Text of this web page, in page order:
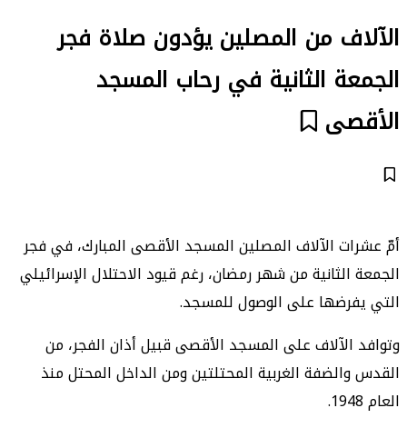
الآلاف من المصلين يؤدون صلاة فجر
الجمعة الثانية في رحاب المسجد
الأقصى
أمّ عشرات الآلاف المصلين المسجد الأقصى المبارك، في فجر
الجمعة الثانية من شهر رمضان، رغم قيود الاحتلال الإسرائيلي
التي يفرضها على الوصول للمسجد.
وتوافد الآلاف على المسجد الأقصى قبيل أذان الفجر، من
القدس والضفة الغربية المحتلتين ومن الداخل المحتل منذ
العام 1948.